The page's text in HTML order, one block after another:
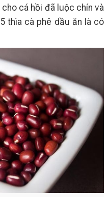
cá hồi đã luộc chín và
thìa cà phê dầu ăn là có